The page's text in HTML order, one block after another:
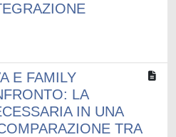
E FAMILY
LA
IN UNA
TRA